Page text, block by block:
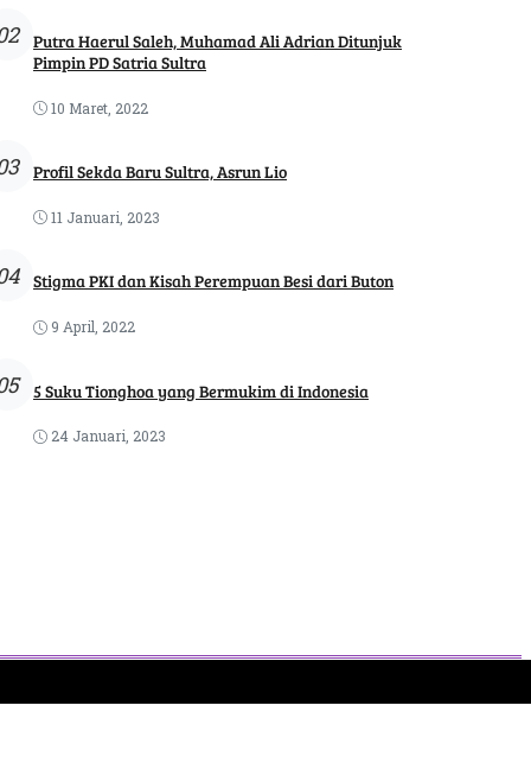
Putra Haerul Saleh, Muhamad Ali Adrian Ditunjuk
Pimpin PD Satria Sultra
10 Maret, 2022
Profil Sekda Baru Sultra, Asrun Lio
11 Januari, 2023
Stigma PKI dan Kisah Perempuan Besi dari Buton
9 April, 2022
5 Suku Tionghoa yang Bermukim di Indonesia
24 Januari, 2023